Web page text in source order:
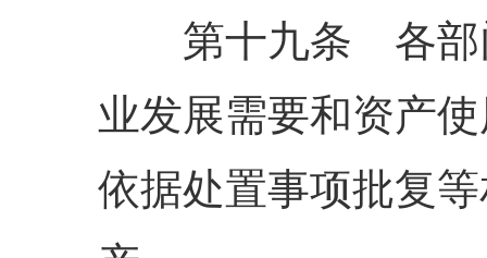
第十九条 各部门
业发展需要和资产
依据处置事项批复